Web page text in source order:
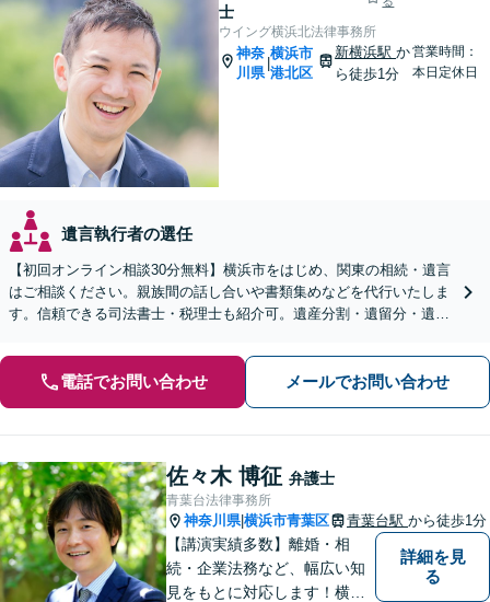
士
ウイング横浜北法律事務所
神奈
川県
横浜市
港北区
新横浜駅か
ら徒歩1分
営業時間：
本日定休日
遺言執行者の選任
【初回オンライン相談30分無料】横浜市をはじめ、関東の相続・遺言
はご相談ください。親族間の話し合いや書類集めなどを代行いたしま
す。信頼できる司法書士・税理士も紹介可。遺産分割・遺留分・遺言
電話でお問い合わせ メールでお問い合わせ
佐々木 博征 弁護士
青葉台法律事務所
神奈川県|横浜市青葉区 青葉台駅 から徒歩1分
【講演実績多数】離婚・相
続・企業法務など、幅広い知
見をもとに対応します！横
詳細を見
る